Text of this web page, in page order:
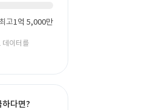
최고1억 5,000만
데이터를
하다면?